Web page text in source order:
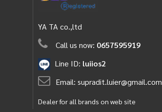
YA TA co.,ltd
Call us now: 0657595919
Line ID: luiios2
Email: supradit.luier@gmail.com
Dealer for all brands on web site